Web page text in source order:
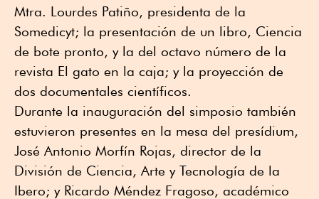
Mtra. Lourdes Patiño, presidenta de la
Somedicyt; la presentación de un libro, Ciencia
de bote pronto, y la del octavo número de la
revista El gato en la caja; y la proyección de
dos documentales científicos.
Durante la inauguración del simposio también
estuvieron presentes en la mesa del presídium,
José Antonio Morfín Rojas, director de la
División de Ciencia, Arte y Tecnología de la
Ibero; y Ricardo Méndez Fragoso, académico